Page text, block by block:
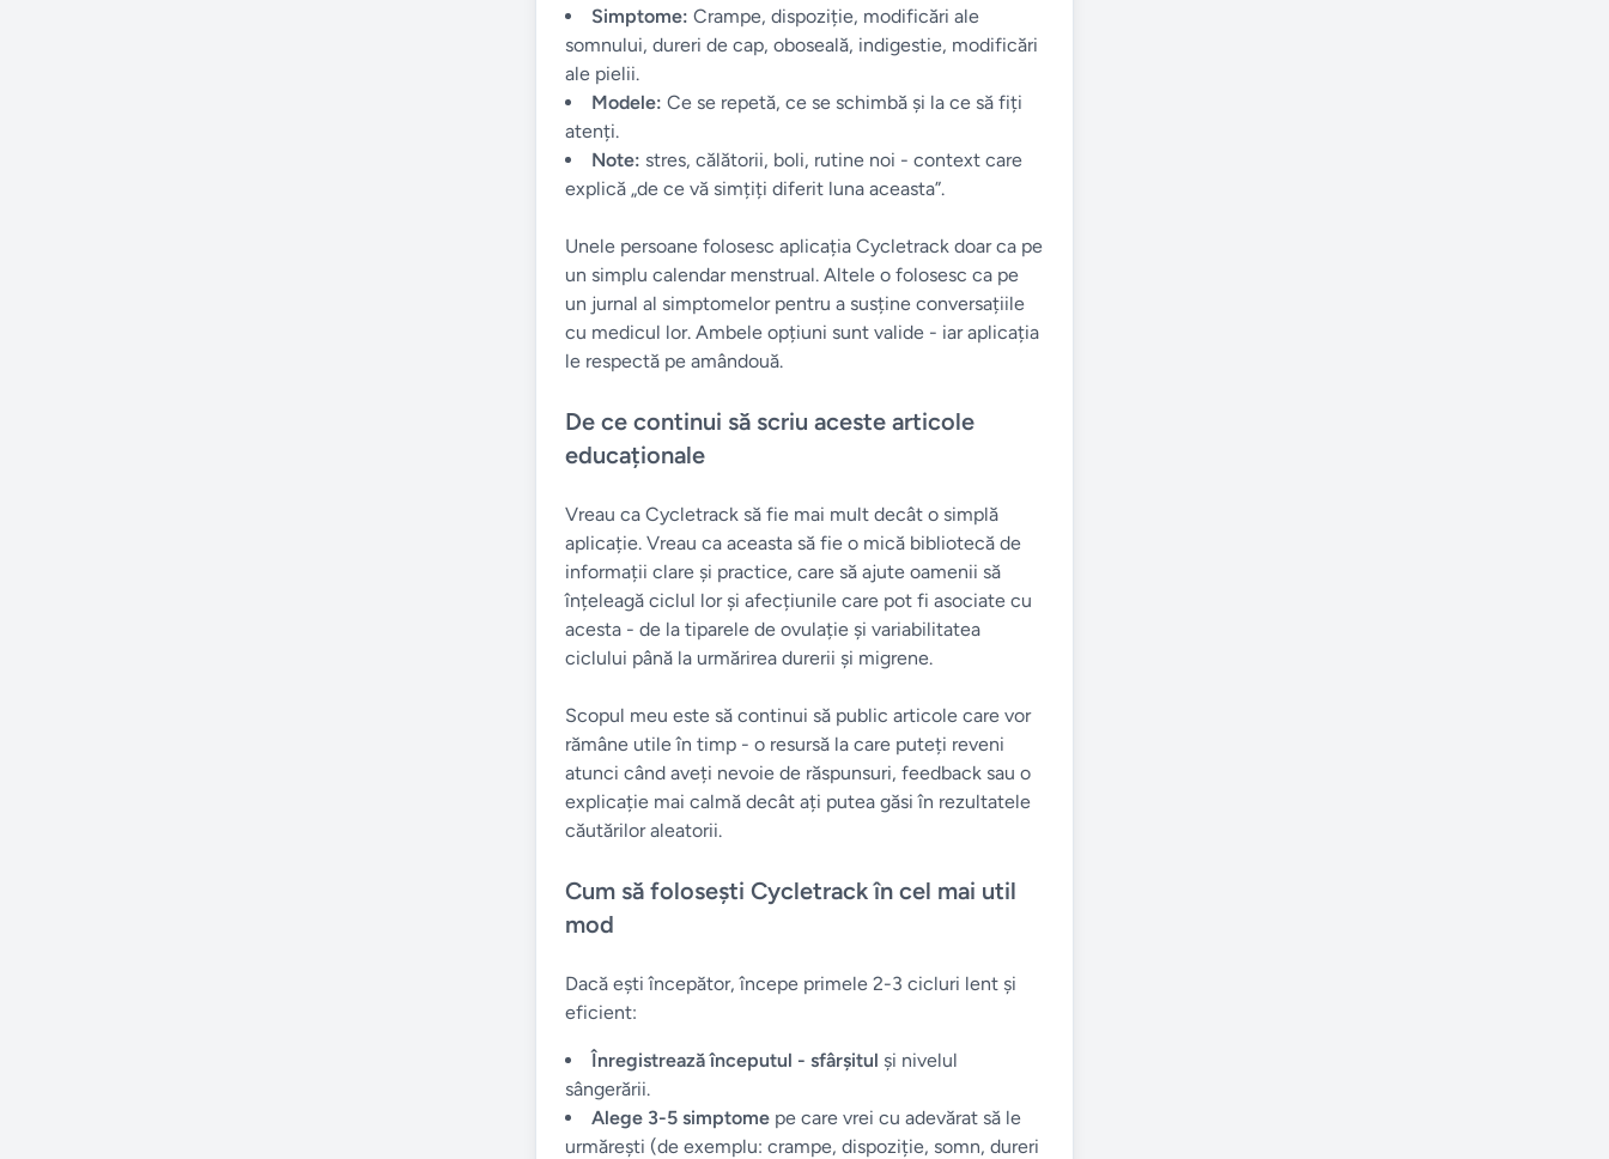
Simptome: Crampe, dispoziție, modificări ale
somnului, dureri de cap, oboseală, indigestie, modificări
ale pielii.
Modele: Ce se repetă, ce se schimbă și la ce să fiți
atenți.
Note: stres, călătorii, boli, rutine noi - context care
explică „de ce vă simțiți diferit luna aceasta”.
Unele persoane folosesc aplicația Cycletrack doar ca pe
un simplu calendar menstrual. Altele o folosesc ca pe
un jurnal al simptomelor pentru a susține conversațiile
cu medicul lor. Ambele opțiuni sunt valide - iar aplicația
le respectă pe amândouă.
De ce continui să scriu aceste articole
educaționale
Vreau ca Cycletrack să fie mai mult decât o simplă
aplicație. Vreau ca aceasta să fie o mică bibliotecă de
informații clare și practice, care să ajute oamenii să
înțeleagă ciclul lor și afecțiunile care pot fi asociate cu
acesta - de la tiparele de ovulație și variabilitatea
ciclului până la urmărirea durerii și migrene.
Scopul meu este să continui să public articole care vor
rămâne utile în timp - o resursă la care puteți reveni
atunci când aveți nevoie de răspunsuri, feedback sau o
explicație mai calmă decât ați putea găsi în rezultatele
căutărilor aleatorii.
Cum să folosești Cycletrack în cel mai util
mod
Dacă ești începător, începe primele 2-3 cicluri lent și
eficient:
Înregistrează începutul - sfârșitul și nivelul
sângerării.
Alege 3-5 simptome pe care vrei cu adevărat să le
urmărești (de exemplu: crampe, dispoziție, somn, dureri